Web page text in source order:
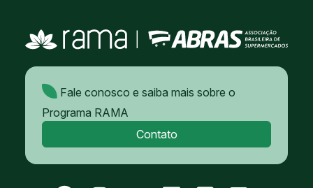
Fale conosco e saiba mais sobre o
Programa RAMA
Contato